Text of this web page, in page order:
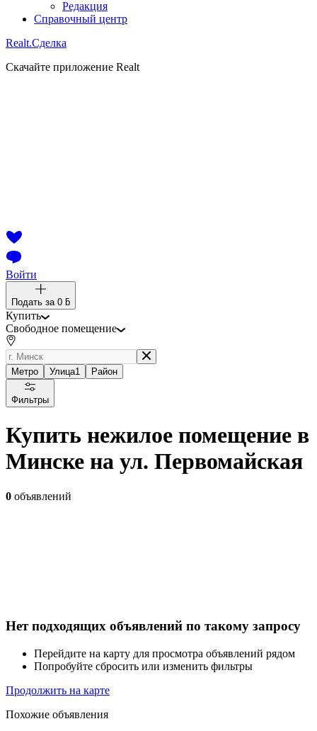
Редакция
Справочный центр
Realt.Сделка
Скачайте приложение Realt
Войти
Подать за 0 ƃ
Купить
Свободное помещение
Метро Улица1 Район
Фильтры
Купить нежилое помещение в
Минске на ул. Первомайская
0 объявлений
Нет подходящих объявлений по такому запросу
Перейдите на карту для просмотра объявлений рядом
Попробуйте сбросить или изменить фильтры
Продолжить на карте
Похожие объявления